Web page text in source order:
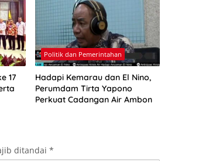
17
Politik dan Pemerintahan
Hadapi Kemarau dan El Nino,
Perumdam Tirta Yapono
Perkuat Cadangan Air Ambon
ditandai *